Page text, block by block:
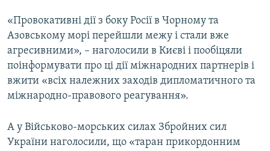
«Провокативні дії з боку Росії в Чорному та
Азовському морі перейшли межу і стали вже
агресивними», – наголосили в Києві і пообіцяли
поінформувати про ці дії міжнародних партнерів і
вжити «всіх належних заходів дипломатичного та
міжнародно-правового реагування».
А у Військово-морських силах Збройних сил
України наголосили, що «таран прикордонним